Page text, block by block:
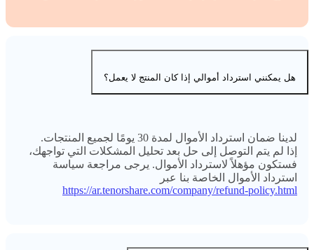
هل يمكنني استرداد أموالي إذا كان المنتج لا يعمل؟
لدينا ضمان استرداد الأموال لمدة 30 يومًا لجميع المنتجات.
إذا لم يتم التوصل إلى حل بعد تحليل المشكلات التي تواجهك،
فستكون مؤهلاً لاسترداد الأموال. يرجى مراجعة سياسة
استرداد الأموال الخاصة بنا عبر
https://ar.tenorshare.com/company/refund-policy.html